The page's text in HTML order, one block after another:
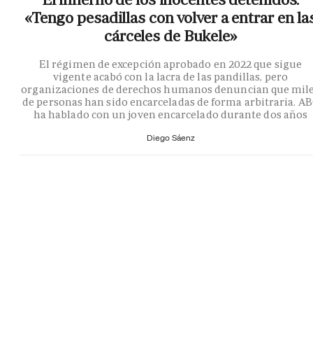
«Tengo pesadillas con volver a entrar en
cárceles de Bukele»
El régimen de excepción aprobado en 2022 que sigue
vigente acabó con la lacra de las pandillas, pero
organizaciones de derechos humanos denuncian que
de personas han sido encarceladas de forma arbitraria.
ha hablado con un joven encarcelado durante dos años
Diego Sáenz